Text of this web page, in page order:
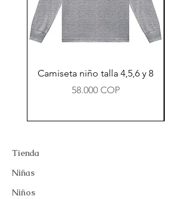
Camiseta niño talla 4,5,6 y 8
Precio
58.000 COP
Tienda
Niñas
Niños